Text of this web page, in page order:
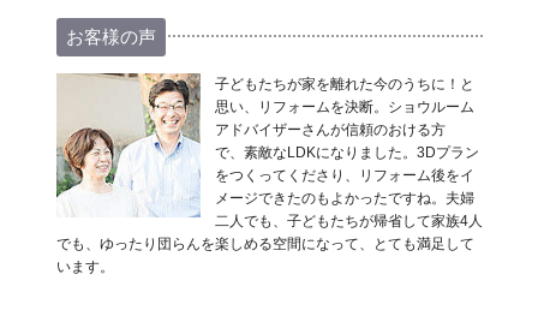
お客様の声
子どもたちが家を離れた今のうちに！と
思い、リフォームを決断。ショウルーム
アドバイザーさんが信頼のおける方
で、素敵なLDKになりました。3Dプラン
をつくってくださり、リフォーム後をイ
メージできたのもよかったですね。夫婦
二人でも、子どもたちが帰省して家族4人
でも、ゆったり団らんを楽しめる空間になって、とても満足して
います。